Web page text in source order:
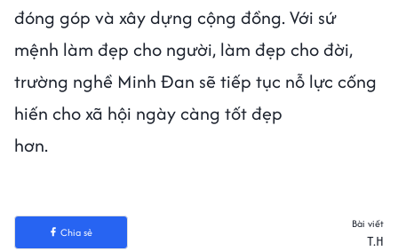
đóng góp và xây dựng cộng đồng. Với sứ
mệnh làm đẹp cho người, làm đẹp cho đời,
trường nghề Minh Đan sẽ tiếp tục nỗ lực cống
hiến cho xã hội ngày càng tốt đẹp
hơn.
Chia sẻ
Bài viết
T.H